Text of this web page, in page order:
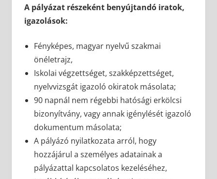
A pályázat részeként benyújtandó iratok,
igazolások:
Fényképes, magyar nyelvű szakmai
önéletrajz,
Iskolai végzettséget, szakképzettséget,
nyelvvizsgát igazoló okiratok másolata;
90 napnál nem régebbi hatósági erkölcsi
bizonyítvány, vagy annak igénylését igazoló
dokumentum másolata;
A pályázó nyilatkozata arról, hogy
hozzájárul a személyes adatainak a
pályázattal kapcsolatos kezeléséhez,